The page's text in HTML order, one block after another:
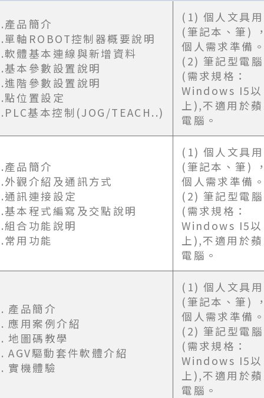
產品簡介
單軸ROBOT控制器概要說明
軟體基本連線與新增資料
基本參數設置說明
進階參數設置說明
點位置設定
基本控制(JOG/TEACH..)
(1) 個人文具
(筆記本、筆)
個人需求準備
(2) 筆記型電腦
(需求規格：
Windows I5以
上),不適用於
電腦。
產品簡介
外觀介紹及通訊方式
通訊連接設定
基本程式編寫及交點說明
組合功能說明
常用功能
(1) 個人文具
(筆記本、筆)
個人需求準備
(2) 筆記型電腦
(需求規格：
Windows I5以
上),不適用於
電腦。
產品簡介
應用案例介紹
地圖碼教學
AGV驅動套件軟體介紹
實機體驗
(1) 個人文具
(筆記本、筆)
個人需求準備
(2) 筆記型電腦
(需求規格：
Windows I5以
上),不適用於
電腦。